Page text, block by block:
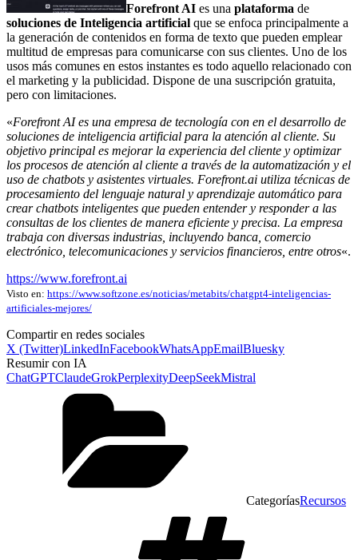
Forefront AI es una plataforma de
soluciones de Inteligencia artificial que se enfoca principalmente a
la generación de contenidos en forma de texto que pueden emplear
multitud de empresas para comunicarse con sus clientes. Uno de los
usos más comunes en estos instantes es todo aquello relacionado con
el marketing y la publicidad. Dispone de una suscripción gratuita,
pero con limitaciones.
«Forefront AI es una empresa de tecnología con en el desarrollo de
soluciones de inteligencia artificial para la atención al cliente. Su
objetivo principal es mejorar la experiencia del cliente y optimizar
los procesos de atención al cliente a través de la automatización y el
uso de chatbots y asistentes virtuales. Forefront.ai utiliza técnicas de
procesamiento del lenguaje natural y aprendizaje automático para
crear chatbots inteligentes que pueden entender y responder a las
consultas de los clientes de manera eficiente y precisa. La empresa
trabaja con diversas industrias, incluyendo banca, comercio
electrónico, telecomunicaciones y servicios financieros, entre otros«.
https://www.forefront.ai
Visto en: https://www.softzone.es/noticias/metabits/chatgpt4-inteligencias-
artificiales-mejores/
Compartir en redes sociales
X (Twitter)LinkedInFacebookWhatsAppEmailBluesky
Resumir con IA
ChatGPTClaudeGrokPerplexityDeepSeekMistral
CategoríasRecursos